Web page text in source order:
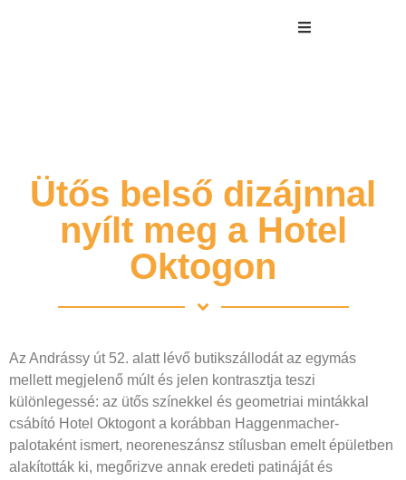
Ütős belső dizájnnal
nyílt meg a Hotel
Oktogon
Az Andrássy út 52. alatt lévő butikszállodát az egymás
mellett megjelenő múlt és jelen kontrasztja teszi
különlegessé: az ütős színekkel és geometriai mintákkal
csábító Hotel Oktogont a korábban Haggenmacher-
palotaként ismert, neoreneszánsz stílusban emelt épületben
alakították ki, megőrizve annak eredeti patináját és